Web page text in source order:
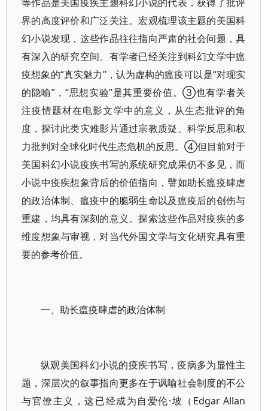
界的高度评价和广泛关注。宏观梳理该主题的美国科
幻小说发现，这些作品往往指向严肃的社会问题，具
有深入的研究空间。有学者已经关注到科幻文学中瘟
疫想象的“真实魅力”，认为虚构的瘟疫可以是“对现实
的隐喻”，“思想实验”是其重要价值。③也有学者关
注疫情题材在电影文学中的意义，从生态批评的角
度，探讨此类灾难影片通过宗教质疑、科学反思和权
力批判对全球化时代生态危机的反思。④但目前对于
美国科幻小说疫疾书写的系统研究成果仍不多见，而
小说中疫疾想象背后的价值指向，譬如助长瘟疫肆虐
的政治体制、瘟疫中的脆弱生命以及瘟疫后的创伤与
重建，均具有深刻的意义。探索这些作品对疫疾的多
维度想象与审视，对当代外国文学与文化研究具有重
要的参考价值。
一、助长瘟疫肆虐的政治体制
纵观美国科幻小说的疫疾书写，疫病多为显性主
题，深层次的叙事指向更多在于讽喻社会制度的不公
与官僚主义，这已经成为自爱伦·坡（Edgar Allan